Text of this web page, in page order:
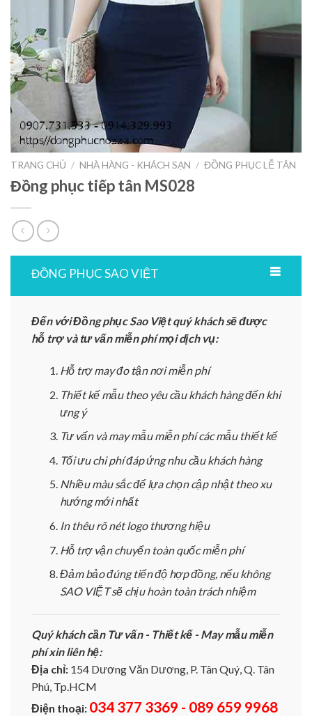
TRANG CHỦ / NHÀ HÀNG - KHÁCH SẠN / ĐỒNG PHỤC LỄ TÂN
Đồng phục tiếp tân MS028
ĐỒNG PHỤC SAO VIỆT
Đến với Đồng phục Sao Việt quý khách sẽ được
hỗ trợ và tư vấn miễn phí mọi dịch vụ:
Hỗ trợ may đo tận nơi miễn phí
Thiết kế mẫu theo yêu cầu khách hàng đến khi
ưng ý
Tư vấn và may mẫu miễn phí các mẫu thiết kế
Tối ưu chi phí đáp ứng nhu cầu khách hàng
Nhiều màu sắc để lựa chọn cập nhật theo xu
hướng mới nhất
In thêu rõ nét logo thương hiệu
Hỗ trợ vận chuyển toàn quốc miễn phí
Đảm bảo đúng tiến độ hợp đồng, nếu không
SAO VIỆT sẽ chịu hoàn toàn trách nhiệm
Quý khách cần Tư vấn - Thiết kế - May mẫu miễn
phí xin liên hệ:
Địa chỉ: 154 Dương Văn Dương, P. Tân Quý, Q. Tân
Phú, Tp.HCM
Điện thoại: 034 377 3369 - 089 659 9968